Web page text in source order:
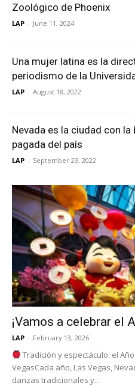
Zoológico de Phoenix
LAP - June 11, 2024
Una mujer latina es la
periodismo de la
LAP - August 18, 2022
Nevada es la ciudad con
pagada del país
LAP - September 23, 2022
¡Vamos a celebrar el
LAP - February 13, 2026
Tradición y espectáculo: el
VegasCada año, Las Vegas,
danzas tradicionales y...